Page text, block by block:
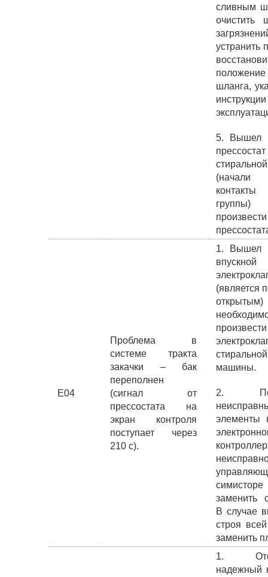
сливным
очистить
устранить
положение
шланга,
5. Вышел
прессостат
(начали
контакты
E04
Проблема в
системе тракта
закачки – бак
переполнен
(сигнал от
прессостата на
экран контроля
поступает через
210 с).
1. Вышел
впускной
(является
стиральной
машины.
2.
элементы
заменить
В случае
строя
заменить
1.
надежный